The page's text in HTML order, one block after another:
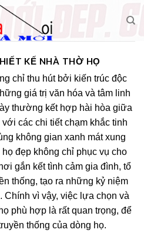
KẾ NHÀ THỜ HỌ
chỉ thu hút bởi kiến trúc độc
giá trị văn hóa và tâm linh
thường kết hợp hài hòa giữa
các chi tiết chạm khắc tinh
không gian xanh mát xung
đẹp không chỉ phục vụ cho
gắn kết tình cảm gia đình, tổ
thống, tạo ra những kỷ niệm
Chính vì vậy, việc lựa chọn và
phù hợp là rất quan trọng, để
thống của dòng họ.